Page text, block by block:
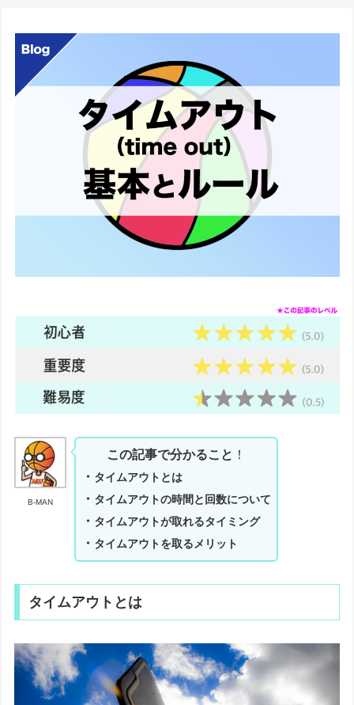
B-MAN
この記事で分かること ！
・ タイムアウトとは
・ タイムアウトの時間と回数について
・ タイムアウトが取れるタイミング
・ タイムアウトを取るメリット
タイムアウトとは